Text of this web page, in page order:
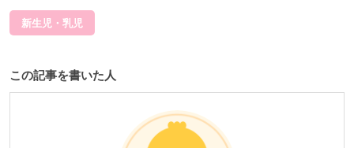
新生児・乳児
この記事を書いた人